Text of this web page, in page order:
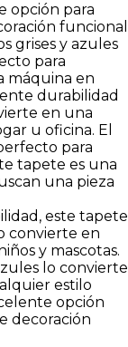
opción para
funcional
grises y azules
para
máquina en
durabilidad
en una
u oficina. El
para
tapete es una
una pieza
este tapete
convierte en
y mascotas.
lo convierte
estilo
opción
decoración